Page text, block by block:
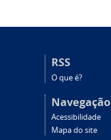
RSS
O que é?
Navegação
Acessibilidade
Mapa do site